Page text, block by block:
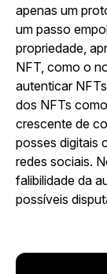
apenas um
um passo
propriedade,
NFT, como o
autenticar
dos NFTs
crescente de
posses digitais
redes sociais.
falibilidade da
possíveis